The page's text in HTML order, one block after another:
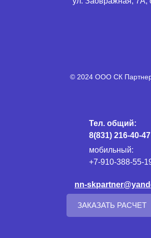
© 2024 ООО СК
Тел. общий:
8(831) 216-40-47
мобильный:
+7-910-388-55-
nn-
ЗАКАЗАТЬ РАСЧЕТ